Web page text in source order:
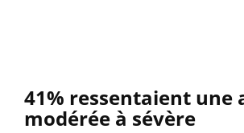
41% ressentaient une
modérée à sévère